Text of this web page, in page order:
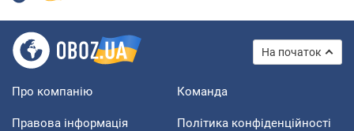
На початок
Про компанію Команда
Правова інформація Політика конфіденційності